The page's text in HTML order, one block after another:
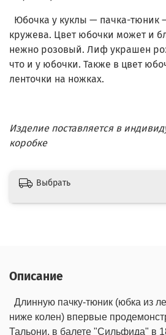
Юбочка у куклы — пачка-тюник
кружева. Цвет юбочки может и
нежно розовый. Лиф украшен
что и у юбочки. Также в цвет
ленточки на ножках.
Изделие поставляется в
коробке
Выбрать
Описание
Длинную пачку-тюник (юбка из
ниже колен) впервые
Тальони, в балете "Сильфида" в